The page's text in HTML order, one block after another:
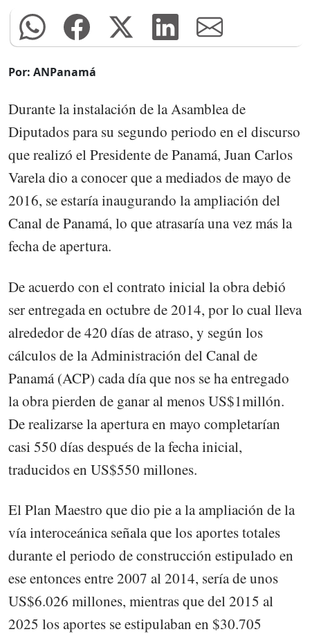
Por: ANPanamá
Durante la instalación de la Asamblea de
Diputados para su segundo periodo en el discurso
que realizó el Presidente de Panamá, Juan Carlos
Varela dio a conocer que a mediados de mayo de
2016, se estaría inaugurando la ampliación del
Canal de Panamá, lo que atrasaría una vez más la
fecha de apertura.
De acuerdo con el contrato inicial la obra debió
ser entregada en octubre de 2014, por lo cual lleva
alrededor de 420 días de atraso, y según los
cálculos de la Administración del Canal de
Panamá (ACP) cada día que nos se ha entregado
la obra pierden de ganar al menos US$1millón.
De realizarse la apertura en mayo completarían
casi 550 días después de la fecha inicial,
traducidos en US$550 millones.
El Plan Maestro que dio pie a la ampliación de la
vía interoceánica señala que los aportes totales
durante el periodo de construcción estipulado en
ese entonces entre 2007 al 2014, sería de unos
US$6.026 millones, mientras que del 2015 al
2025 los aportes se estipulaban en $30.705